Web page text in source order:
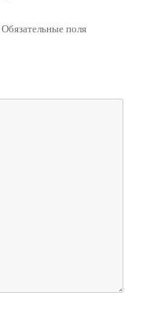
Обязательные поля